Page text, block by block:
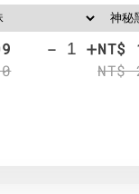
- +NT$
NT$